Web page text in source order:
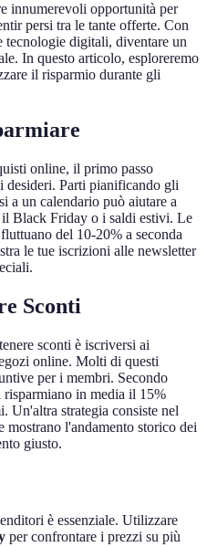
innumerevoli opportunità per
persi tra le tante offerte. Con
digitali, diventare un
In questo articolo, esploreremo
il risparmio durante gli
online, il primo passo
desideri. Parti pianificando gli
a un calendario può aiutare a
Black Friday o i saldi estivi. Le
del 10-20% a seconda
le tue iscrizioni alle newsletter
Sconti
sconti è iscriversi ai
online. Molti di questi
per i membri. Secondo
in media il 15%
Un'altra strategia consiste nel
mostrano l'andamento storico dei
giusto.
è essenziale. Utilizzare
per confrontare i prezzi su più